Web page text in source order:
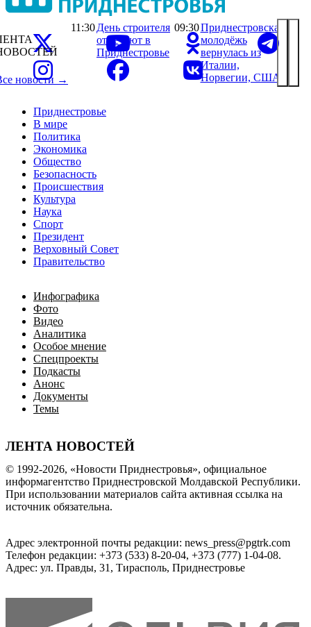
Приднестровье
В мире
Политика
Экономика
Общество
Безопасность
Происшествия
Культура
Наука
Спорт
Президент
Верховный Совет
Правительство
Инфографика
Фото
Видео
Аналитика
Особое мнение
Спецпроекты
Подкасты
Анонс
Документы
Темы
ЛЕНТА НОВОСТЕЙ
новости →
11:30День строителя
отмечают в
Приднестровье
09:30Приднестровская
молодёжь
вернулась из
Италии,
Норвегии, США
© 1992-2026, «Новости Приднестровья», официальное
информагентство Приднестровской Молдавской Республики.
При использовании материалов сайта активная ссылка на
источник обязательна.
Адрес электронной почты редакции: news_press@pgtrk.com
Телефон редакции: +373 (533) 8-20-04, +373 (777) 1-04-08.
Адрес: ул. Правды, 31, Тирасполь, Приднестровье